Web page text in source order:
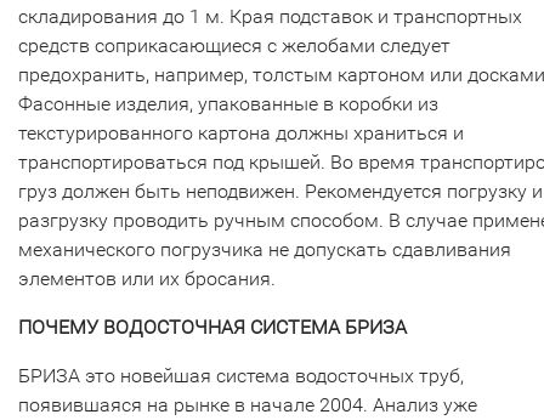
складирования до 1 м. Края подставок и транспортных
средств соприкасающиеся с желобами следует
предохранить, например, толстым картоном или
Фасонные изделия, упакованные в коробки из
текстурированного картона должны храниться и
транспортироваться под крышей. Во время
груз должен быть неподвижен. Рекомендуется погрузку и
разгрузку проводить ручным способом. В случае
механического погрузчика не допускать сдавливания
элементов или их бросания.
ПОЧЕМУ ВОДОСТОЧНАЯ СИСТЕМА БРИЗА
БРИЗА это новейшая система водосточных труб,
появившаяся на рынке в начале 2004. Анализ уже